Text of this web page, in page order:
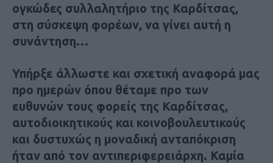
ογκώδες συλλαλητήριο της Καρδίτσας,
στη σύσκεψη φορέων, να γίνει αυτή η
συνάντηση…
Υπήρξε άλλωστε και σχετική αναφορά μας
προ ημερών όπου θέταμε προ των
ευθυνών τους φορείς της Καρδίτσας,
αυτοδιοικητικούς και κοινοβουλευτικούς
και δυστυχώς η μοναδική ανταπόκριση
ήταν από τον αντιπεριφερειάρχη. Καμία